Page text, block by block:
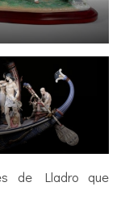
de Lladro que